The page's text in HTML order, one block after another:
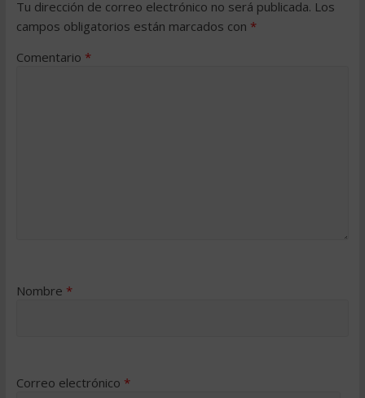
Tu dirección de correo electrónico no será publicada. Los
campos obligatorios están marcados con *
Comentario *
Nombre *
Correo electrónico *